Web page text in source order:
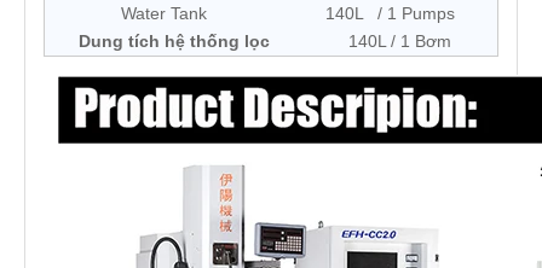
Water Tank
Dung tích hệ thống lọc
140L / 1 Pumps
140L / 1 Bơm